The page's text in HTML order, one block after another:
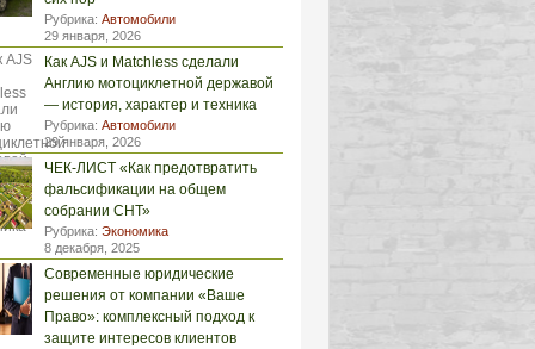
Рубрика: Автомобили
29 января, 2026
Как AJS и Matchless сделали
Англию мотоциклетной державой
— история, характер и техника
Рубрика: Автомобили
29 января, 2026
ЧЕК-ЛИСТ «Как предотвратить
фальсификации на общем
собрании СНТ»
Рубрика: Экономика
8 декабря, 2025
Современные юридические
решения от компании «Ваше
Право»: комплексный подход к
защите интересов клиентов